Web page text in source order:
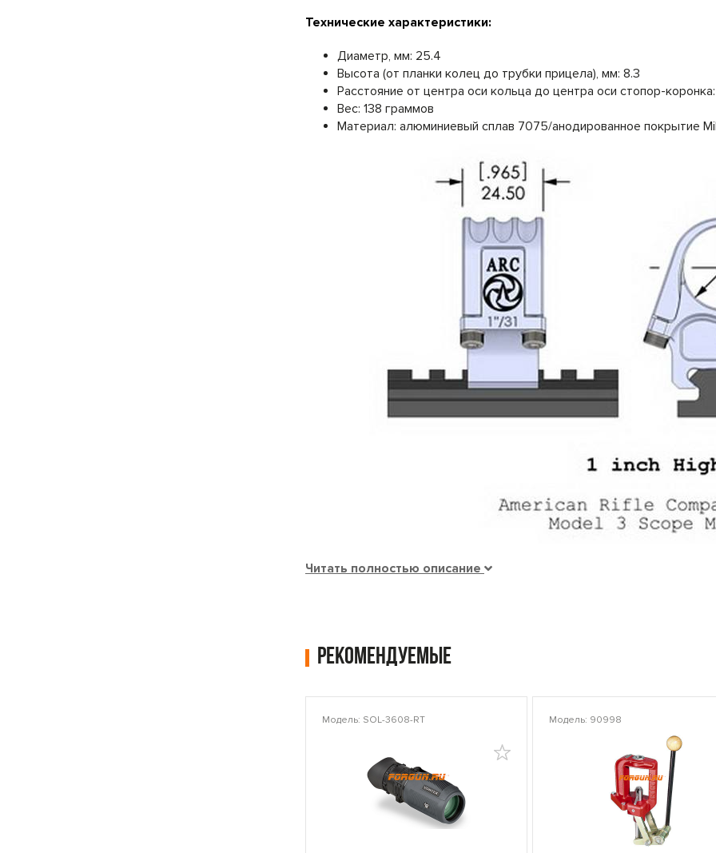
Технические характеристики:
Диаметр, мм: 25.4
Высота (от планки колец до трубки прицела), мм: 8.3
Расстояние от центра оси кольца до центра оси стопор-коронка:
Вес: 138 граммов
Материал: алюминиевый сплав 7075/анодированное покрытие
Читать полностью описание
Рекомендуемые
Модель: SOL-3608-RT Модель: 90998